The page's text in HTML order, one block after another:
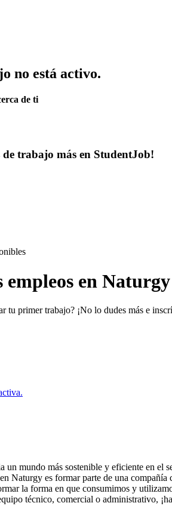
no está activo.
de ti
de trabajo más en StudentJob!
en
tu primer trabajo? ¡No lo dudes más e
mundo más sostenible y eficiente en el
Naturgy es formar parte de una
la forma en que consumimos y
técnico, comercial o administrativo,